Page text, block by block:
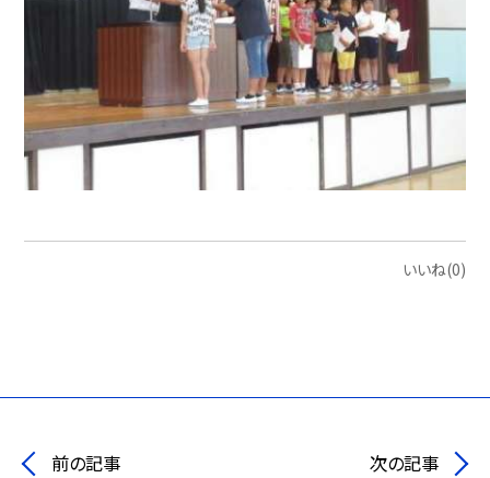
いいね(0)
前の記事 次の記事